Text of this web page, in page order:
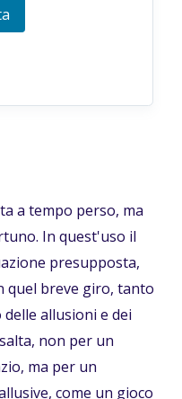
a tempo perso, ma
In quest'uso il
presupposta,
quel breve giro, tanto
allusioni e dei
non per un
ma per un
come un gioco